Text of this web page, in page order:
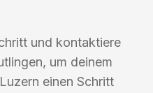
und kontaktiere
um deinem
einen Schritt